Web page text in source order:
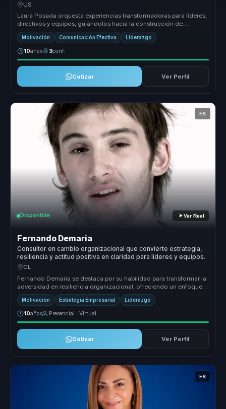
US
Laura Posada orquesta experiencias transformadoras para líderes,
directivos y equipos, guiándolos hacia la construcción de
liderazgo estr...
Motivación Comunicación Efectiva Liderazgo
10años 3conf.
Cotizar Ver Perfil
ES
Disponible Ver Reel
Fernando Demaria
Consultor en cambio organizacional que convierte estrategia,
resiliencia y actitud positiva en claridad para lideres y equipos.
CL
Fernando Demaria se destaca por su habilidad para transformar la
adversidad en resiliencia organizacional, ofreciendo un enfoque
único qu...
Motivación Estrategia Empresarial Liderazgo
10años Presencial · Virtual
Cotizar Ver Perfil
ES